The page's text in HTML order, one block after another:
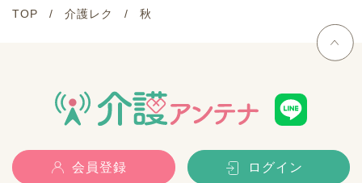
TOP 介護レク 秋
会員登録 ログイン